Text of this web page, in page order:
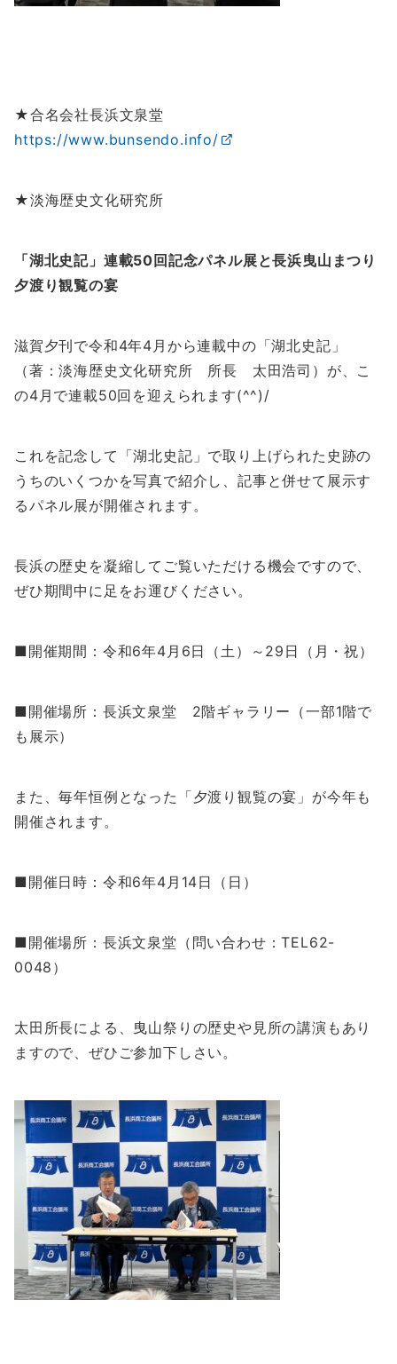
★合名会社長浜文泉堂
https://www.bunsendo.info/
★淡海歴史文化研究所
「湖北史記」連載50回記念パネル展と長浜曳山まつり
夕渡り観覧の宴
滋賀夕刊で令和4年4月から連載中の「湖北史記」
（著：淡海歴史文化研究所 所長 太田浩司）が、こ
の4月で連載50回を迎えられます(^^)/
これを記念して「湖北史記」で取り上げられた史跡の
うちのいくつかを写真で紹介し、記事と併せて展示す
るパネル展が開催されます。
長浜の歴史を凝縮してご覧いただける機会ですので、
ぜひ期間中に足をお運びください。
■開催期間：令和6年4月6日（土）～29日（月・祝）
■開催場所：長浜文泉堂 2階ギャラリー（一部1階で
も展示）
また、毎年恒例となった「夕渡り観覧の宴」が今年も
開催されます。
■開催日時：令和6年4月14日（日）
■開催場所：長浜文泉堂（問い合わせ：TEL62-
0048）
太田所長による、曳山祭りの歴史や見所の講演もあり
ますので、ぜひご参加下しさい。